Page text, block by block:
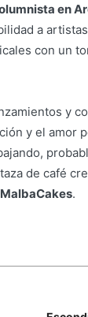
en
a
con un
y
y el amor
de café
.